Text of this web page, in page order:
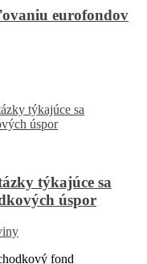
eurofondov
týkajúce sa
úspor
fond